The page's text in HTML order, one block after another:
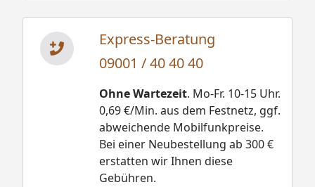
Express-Beratung
09001 / 40 40 40
Ohne Wartezeit. Mo-Fr. 10-15 Uhr.
0,69 €/Min. aus dem Festnetz, ggf.
abweichende Mobilfunkpreise.
Bei einer Neubestellung ab 300 €
erstatten wir Ihnen diese
Gebühren.